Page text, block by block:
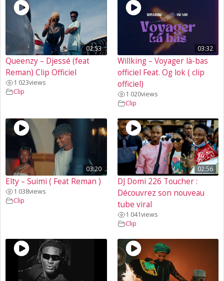
02:53
Queenzy – Djessé (feat
Reman) Clip Officiel
1 023views
Clip
03:32
Willking – Voyager là-bas
officiel Feat. Og lok ( clip
officiel)
1 020views
Clip
03:20
Elty – Suimi ( Feat Reman )
1 038views
Clip
02:56
DJ Domi 226 Toucher :
Découvrez son nouveau
tube viral
1 041views
Clip